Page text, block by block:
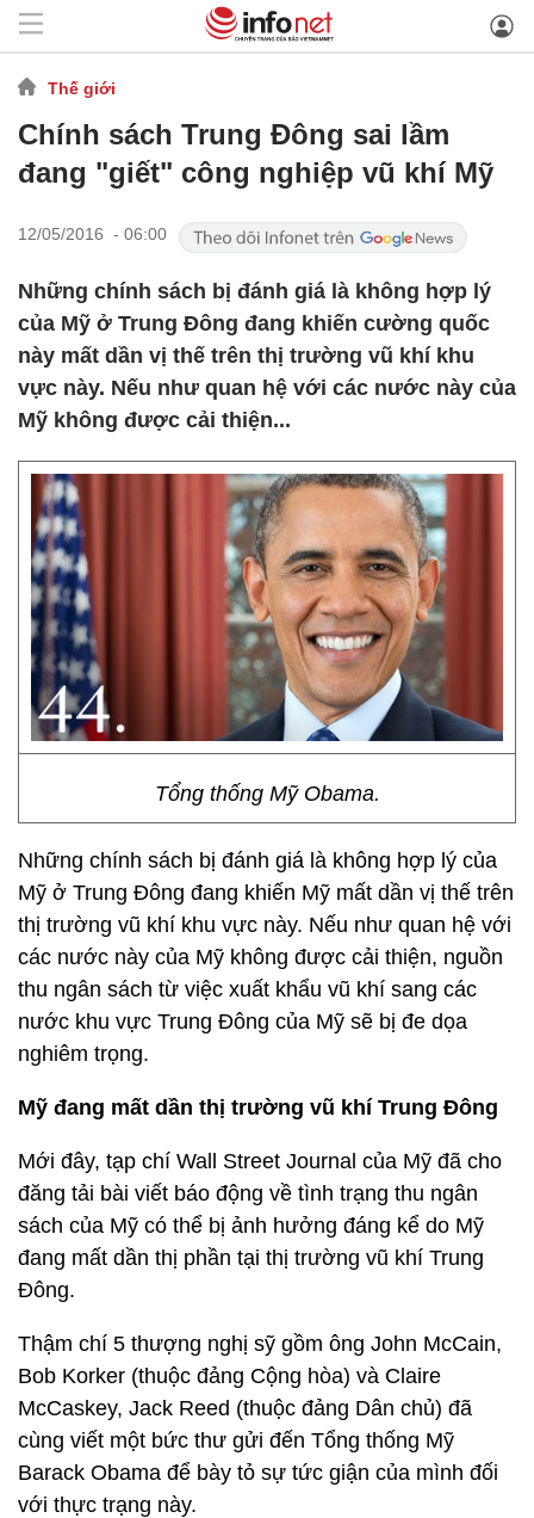
Thế giới
Chính sách Trung Đông sai lầm
đang "giết" công nghiệp vũ khí Mỹ
12/05/2016 - 06:00
Những chính sách bị đánh giá là không hợp lý
của Mỹ ở Trung Đông đang khiến cường quốc
này mất dần vị thế trên thị trường vũ khí khu
vực này. Nếu như quan hệ với các nước này của
Mỹ không được cải thiện...
Tổng thống Mỹ Obama.
Những chính sách bị đánh giá là không hợp lý của
Mỹ ở Trung Đông đang khiến Mỹ mất dần vị thế trên
thị trường vũ khí khu vực này. Nếu như quan hệ với
các nước này của Mỹ không được cải thiện, nguồn
thu ngân sách từ việc xuất khẩu vũ khí sang các
nước khu vực Trung Đông của Mỹ sẽ bị đe dọa
nghiêm trọng.
Mỹ đang mất dần thị trường vũ khí Trung Đông
Mới đây, tạp chí Wall Street Journal của Mỹ đã cho
đăng tải bài viết báo động về tình trạng thu ngân
sách của Mỹ có thể bị ảnh hưởng đáng kể do Mỹ
đang mất dần thị phần tại thị trường vũ khí Trung
Đông.
Thậm chí 5 thượng nghị sỹ gồm ông John McCain,
Bob Korker (thuộc đảng Cộng hòa) và Claire
McCaskey, Jack Reed (thuộc đảng Dân chủ) đã
cùng viết một bức thư gửi đến Tổng thống Mỹ
Barack Obama để bày tỏ sự tức giận của mình đối
với thực trạng này.